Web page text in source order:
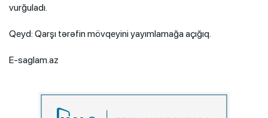
vurğuladı.
Qeyd: Qarşı tərəfin mövqeyini yayımlamağa açığıq.
E-saglam.az